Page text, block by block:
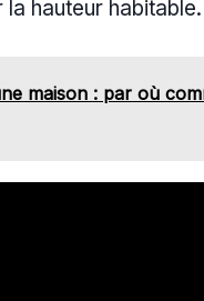
hauteur habitable.
maison : par où